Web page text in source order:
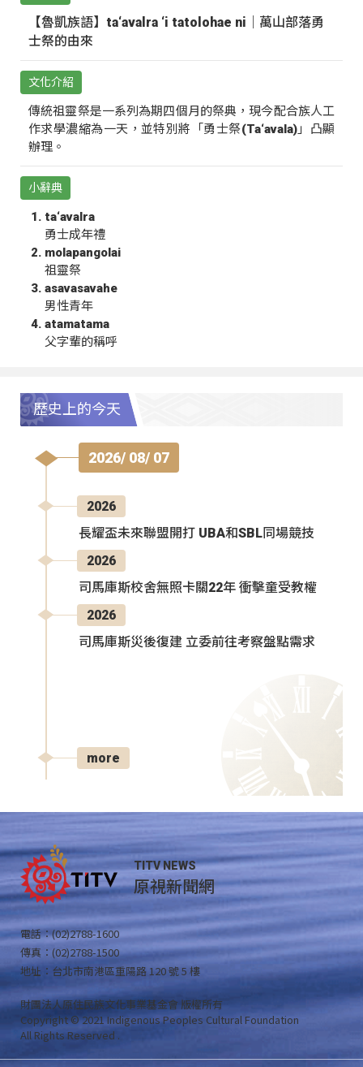
【魯凱族語】ta‘avalra ‘i tatolohae ni｜萬山部落勇
士祭的由來
文化介紹
傳統祖靈祭是一系列為期四個月的祭典，現今配合族人工
作求學濃縮為一天，並特別將「勇士祭(Ta‘avala)」凸顯
辦理。
小辭典
ta‘avalra
勇士成年禮
molapangolai
祖靈祭
asavasavahe
男性青年
atamatama
父字輩的稱呼
歷史上的今天
2026/ 08/ 07
2026
長耀盃未來聯盟開打 UBA和SBL同場競技
2026
司馬庫斯校舍無照卡關22年 衝擊童受教權
2026
司馬庫斯災後復建 立委前往考察盤點需求
more
TITV NEWS
原視新聞網
電話：(02)2788-1600
傳真：(02)2788-1500
地址：台北市南港區重陽路 120 號 5 樓
財團法人原住民族文化事業基金會 版權所有
Copyright © 2021 Indigenous Peoples Cultural Foundation
All Rights Reserved .